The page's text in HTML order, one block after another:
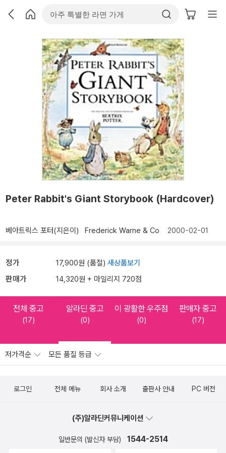
Peter Rabbit's Giant Storybook (Hardcover)
베아트릭스 포터(지은이) Frederick Warne & Co 2000-02-01
정가 17,900원 (품절) 새상품보기
판매가 14,320원 + 마일리지 720점
전체 중고
(17)
알라딘 중고
(0)
이 광활한 우주점
(0)
판매자 중고
(17)
저가격순 모든 품질 등급
로그인 전체 메뉴 회사 소개 출판사 안내 PC 버전
(주)알라딘커뮤니케이션
일반문의 (발신자 부담) 1544-2514